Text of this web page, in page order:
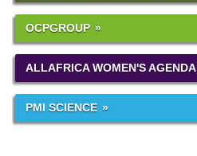
OCPGROUP
ALLAFRICA WOMEN'S AGENDA
PMI SCIENCE